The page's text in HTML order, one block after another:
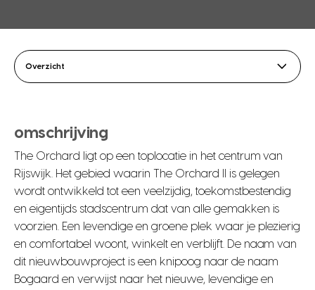
Overzicht
omschrijving
The Orchard ligt op een toplocatie in het centrum van
Rijswijk. Het gebied waarin The Orchard II is gelegen
wordt ontwikkeld tot een veelzijdig, toekomstbestendig
en eigentijds stadscentrum dat van alle gemakken is
voorzien. Een levendige en groene plek waar je plezierig
en comfortabel woont, winkelt en verblijft. De naam van
dit nieuwbouwproject is een knipoog naar de naam
Bogaard en verwijst naar het nieuwe, levendige en